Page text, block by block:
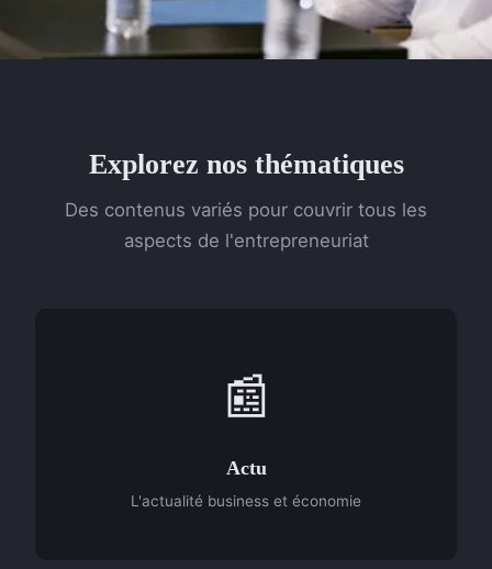
Explorez nos thématiques
Des contenus variés pour couvrir tous les
aspects de l'entrepreneuriat
📰
Actu
L'actualité business et économie